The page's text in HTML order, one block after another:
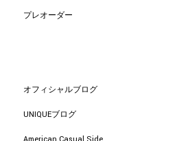
プレオーダー
オフィシャルブログ
UNIQUEブログ